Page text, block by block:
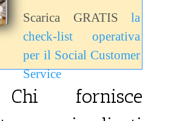
Scarica GRATISla
check-list operativa
per il Social Customer
Service
fornisce